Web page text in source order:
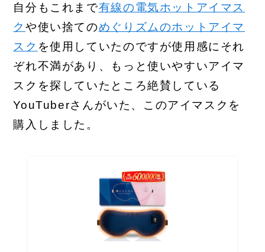
自分もこれまで有線の電気ホットアイマス
クや使い捨てのめぐりズムのホットアイマ
スク を使用していたのですが使用感にそれ
ぞれ不満があり、もっと使いやすいアイマ
スクを探していたところ絶賛している
YouTuberさんがいた、このアイマスクを
購入しました。